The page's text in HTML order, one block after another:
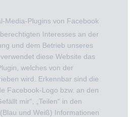
Media-Plugins von Facebook
Interesses an der
und dem Betrieb unseres
diese Website das
welches von der
wird. Erkennbar sind die
Facebook-Logo bzw. an den
mir“, „Teilen“ in den
und Weiß) Informationen